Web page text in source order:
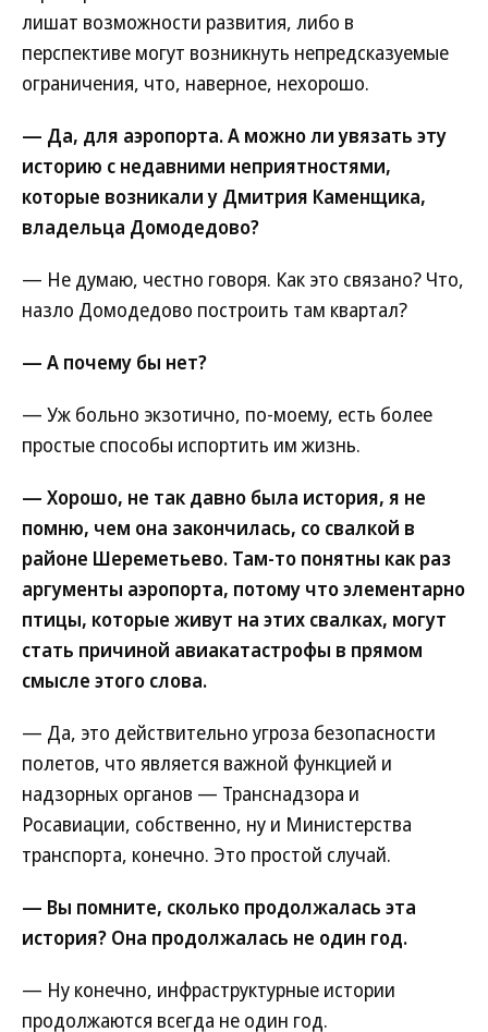
лишат возможности развития, либо в
перспективе могут возникнуть непредсказуемые
ограничения, что, наверное, нехорошо.
— Да, для аэропорта. А можно ли увязать эту
историю с недавними неприятностями,
которые возникали у Дмитрия Каменщика,
владельца Домодедово?
— Не думаю, честно говоря. Как это связано? Что,
назло Домодедово построить там квартал?
— А почему бы нет?
— Уж больно экзотично, по-моему, есть более
простые способы испортить им жизнь.
— Хорошо, не так давно была история, я не
помню, чем она закончилась, со свалкой в
районе Шереметьево. Там-то понятны как раз
аргументы аэропорта, потому что элементарно
птицы, которые живут на этих свалках, могут
стать причиной авиакатастрофы в прямом
смысле этого слова.
— Да, это действительно угроза безопасности
полетов, что является важной функцией и
надзорных органов — Транснадзора и
Росавиации, собственно, ну и Министерства
транспорта, конечно. Это простой случай.
— Вы помните, сколько продолжалась эта
история? Она продолжалась не один год.
— Ну конечно, инфраструктурные истории
продолжаются всегда не один год.